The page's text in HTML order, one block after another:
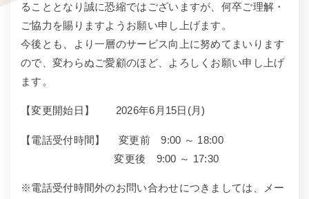
ることとなり誠に恐縮ではございますが、何卒ご理解・
ご協力を賜りますようお願い申し上げます。
今後とも、より一層のサービス向上に努めてまいります
ので、変わらぬご愛顧のほど、よろしくお願い申し上げ
ます。
【変更開始日】 2026年6月15日(月)
【電話受付時間】 変更前 9:00 ～ 18:00
変更後 9:00 ～ 17:30
※電話受付時間外のお問い合わせにつきましては、メー